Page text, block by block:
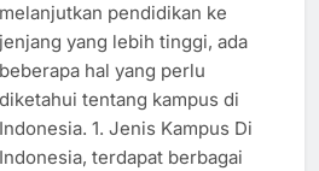
melanjutkan pendidikan ke
jenjang yang lebih tinggi, ada
beberapa hal yang perlu
diketahui tentang kampus di
Indonesia. 1. Jenis Kampus Di
Indonesia, terdapat berbagai